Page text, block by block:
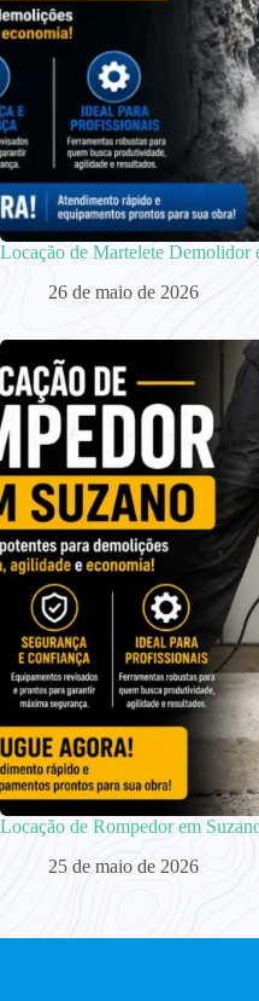
Locação de Martelete Demolidor
26 de maio de 2026
Locação de Rompedor em
25 de maio de 2026